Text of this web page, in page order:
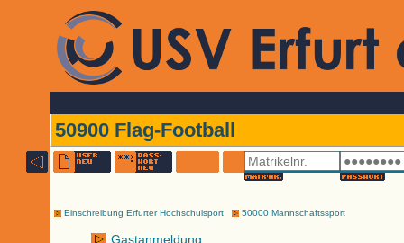
50900 Flag-Football
Einschreibung Erfurter Hochschulsport 50000 Mannschaftssport
Gastanmeldung